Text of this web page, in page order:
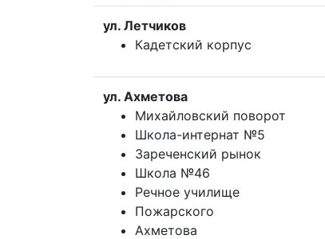
ул. Летчиков
Кадетский корпус
ул. Ахметова
Михайловский поворот
Школа-интернат №5
Зареченский рынок
Школа №46
Речное училище
Пожарского
Ахметова